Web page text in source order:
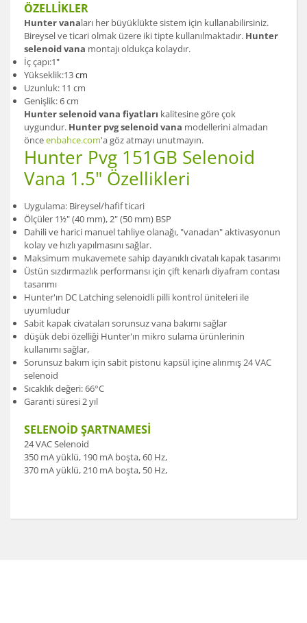
ÖZELLİKLER
Hunter vanaları her büyüklükte sistem için kullanabilirsiniz.
Bireysel ve ticari olmak üzere iki tipte kullanılmaktadır. Hunter
selenoid vana montajı oldukça kolaydır.
İç çapı:1"
Yükseklik:13cm
Uzunluk: 11 cm
Genişlik: 6 cm
Hunter selenoid vana fiyatları kalitesine göre çok
uygundur. Hunter pvg selenoid vana modellerini almadan
önceenbahce.com'a göz atmayı unutmayın.
Hunter Pvg 151GB Selenoid
Vana 1.5" Özellikleri
Uygulama: Bireysel/hafif ticari
Ölçüler 1½" (40 mm), 2" (50 mm) BSP
Dahili ve harici manuel tahliye olanağı, "vanadan" aktivasyonun
kolay ve hızlı yapılmasını sağlar.
Maksimum mukavemete sahip dayanıklı civatalı kapak tasarımı
Üstün sızdırmazlık performansı için çift kenarlı diyafram contası
tasarımı
Hunter'ın DC Latching selenoidli pilli kontrol üniteleri ile
uyumludur
Sabit kapak civataları sorunsuz vana bakımı sağlar
düşük debi özelliği Hunter'ın mikro sulama ürünlerinin
kullanımı sağlar,
Sorunsuz bakım için sabit pistonu kapsül içine alınmış 24 VAC
selenoid
Sıcaklık değeri: 66°C
Garanti süresi 2 yıl
SELENOİD ŞARTNAMESİ
24 VAC Selenoid
350 mA yüklü, 190 mA boşta, 60 Hz,
370 mA yüklü, 210 mA boşta, 50 Hz,